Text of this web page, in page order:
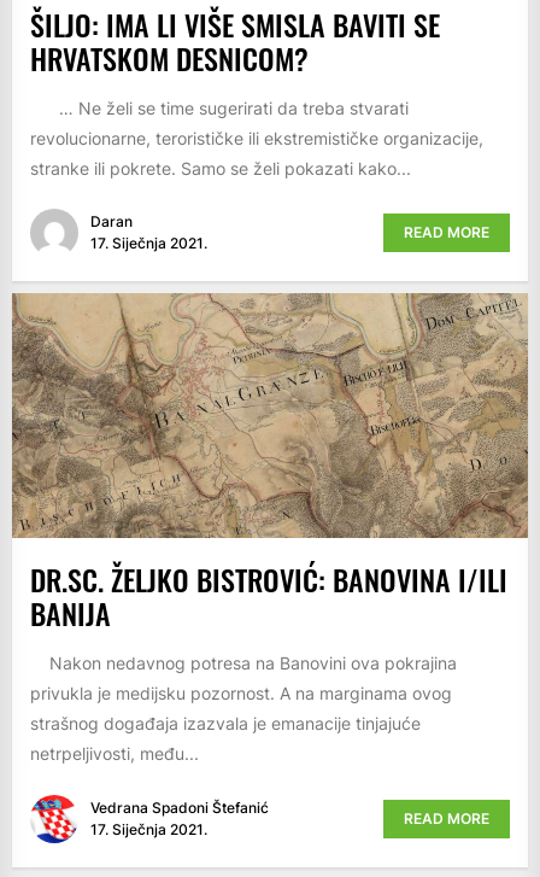
ŠILJO: IMA LI VIŠE SMISLA BAVITI SE
HRVATSKOM DESNICOM?
… Ne želi se time sugerirati da treba stvarati
revolucionarne, terorističke ili ekstremističke organizacije,
stranke ili pokrete. Samo se želi pokazati kako...
Daran
17. Siječnja 2021.
READ MORE
DR.SC. ŽELJKO BISTROVIĆ: BANOVINA I/ILI
BANIJA
Nakon nedavnog potresa na Banovini ova pokrajina
privukla je medijsku pozornost. A na marginama ovog
strašnog događaja izazvala je emanacije tinjajuće
netrpeljivosti, među...
Vedrana Spadoni Štefanić
17. Siječnja 2021.
READ MORE